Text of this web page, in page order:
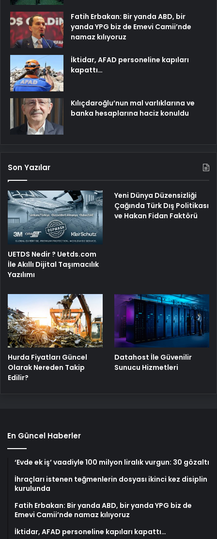
Fatih Erbakan: Bir yanda ABD, bir
yanda YPG biz de Emevi Camii’nde
namaz kılıyoruz
İktidar, AFAD personeline kapıları
kapattı…
Kılıçdaroğlu’nun mal varlıklarına ve
banka hesaplarına haciz konuldu
Son Yazılar
UETDS Nedir ? Uetds.com
İle Akıllı Dijital Taşımacılık
Yazılımı
Yeni Dünya Düzensizliği
Çağında Türk Dış Politikası
ve Hakan Fidan Faktörü
Hurda Fiyatları Güncel
Olarak Nereden Takip
Edilir?
Datahost İle Güvenilir
Sunucu Hizmetleri
En Güncel Haberler
‘Evde ek iş’ vaadiyle 100 milyon liralık vurgun: 30 gözaltı
İhraçları istenen teğmenlerin dosyası ikinci kez disiplin
kurulunda
Fatih Erbakan: Bir yanda ABD, bir yanda YPG biz de
Emevi Camii’nde namaz kılıyoruz
İktidar, AFAD personeline kapıları kapattı…